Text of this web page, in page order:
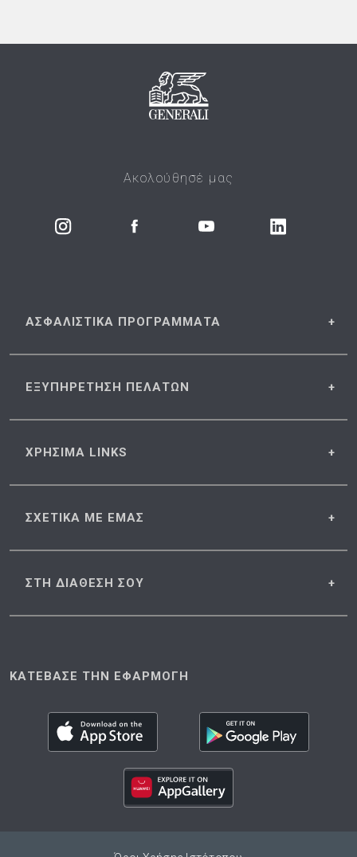
Ακολούθησέ μας
ΑΣΦΑΛΙΣΤΙΚΑ ΠΡΟΓΡΑΜΜΑΤΑ
ΕΞΥΠΗΡΕΤΗΣΗ ΠΕΛΑΤΩΝ
ΧΡΗΣΙΜΑ LINKS
ΣΧΕΤΙΚΑ ΜΕ ΕΜΑΣ
ΣΤΗ ΔΙΑΘΕΣΗ ΣΟΥ
ΚΑΤΕΒΑΣΕ ΤΗΝ ΕΦΑΡΜΟΓΗ